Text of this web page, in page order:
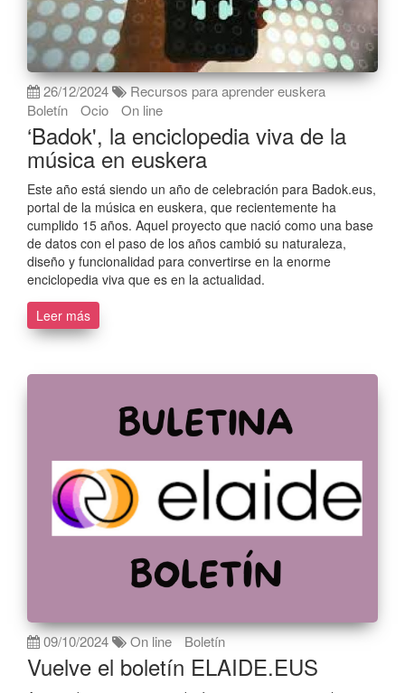
26/12/2024
Recursos para aprender euskera
Boletín
Ocio On line
‘Badok', la enciclopedia viva de la
música en euskera
Este año está siendo un año de celebración para Badok.eus,
portal de la música en euskera, que recientemente ha
cumplido 15 años. Aquel proyecto que nació como una base
de datos con el paso de los años cambió su naturaleza,
diseño y funcionalidad para convertirse en la enorme
enciclopedia viva que es en la actualidad.
Leer más
09/10/2024 On line Boletín
Vuelve el boletín ELAIDE.EUS